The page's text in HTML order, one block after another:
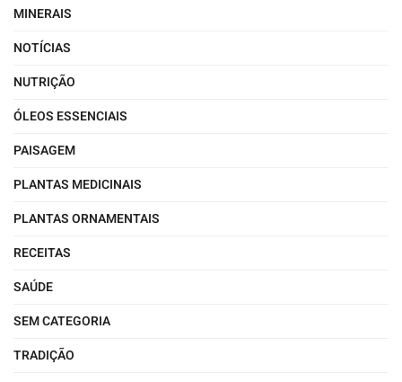
MINERAIS
NOTÍCIAS
NUTRIÇÃO
ÓLEOS ESSENCIAIS
PAISAGEM
PLANTAS MEDICINAIS
PLANTAS ORNAMENTAIS
RECEITAS
SAÚDE
SEM CATEGORIA
TRADIÇÃO